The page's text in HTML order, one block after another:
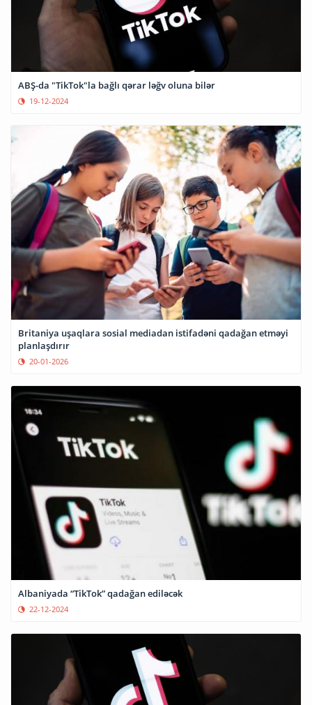
ABŞ-da "TikTok"la bağlı qərar ləğv oluna bilər
19-12-2024
Britaniya uşaqlara sosial mediadan istifadəni qadağan etməyi
planlaşdırır
20-01-2026
Albaniyada “TikTok” qadağan ediləcək
22-12-2024